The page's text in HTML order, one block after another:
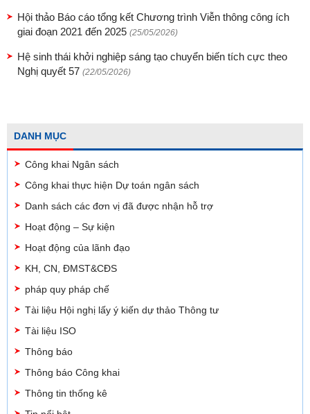
Hội thảo Báo cáo tổng kết Chương trình Viễn thông công ích
giai đoạn 2021 đến 2025 (25/05/2026)
Hệ sinh thái khởi nghiệp sáng tạo chuyển biến tích cực theo
Nghị quyết 57 (22/05/2026)
DANH MỤC
Công khai Ngân sách
Công khai thực hiện Dự toán ngân sách
Danh sách các đơn vị đã được nhận hỗ trợ
Hoạt động – Sự kiện
Hoạt động của lãnh đạo
KH, CN, ĐMST&CĐS
pháp quy pháp chế
Tài liệu Hội nghị lấy ý kiến dự thảo Thông tư
Tài liệu ISO
Thông báo
Thông báo Công khai
Thông tin thống kê